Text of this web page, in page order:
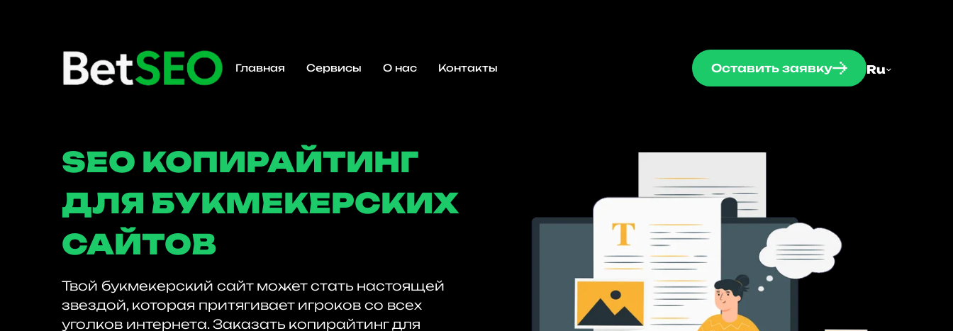
Главная Сервисы О нас Контакты Оставить заявку Ru
SEO КОПИРАЙТИНГ
ДЛЯ БУКМЕКЕРСКИХ
САЙТОВ
Твой букмекерский сайт может стать настоящей
звездой, которая притягивает игроков со всех
уголков интернета. Заказать копирайтинг для